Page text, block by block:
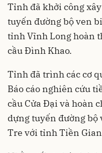
Tỉnh đã khởi công
tuyến đường bộ ven
tỉnh Vĩnh Long hoàn
cầu Đình Khao.
Tỉnh đã trình các cơ
Báo cáo nghiên cứu
cầu Cửa Đại và hoàn
dựng tuyến đường
Tre với tỉnh Tiền